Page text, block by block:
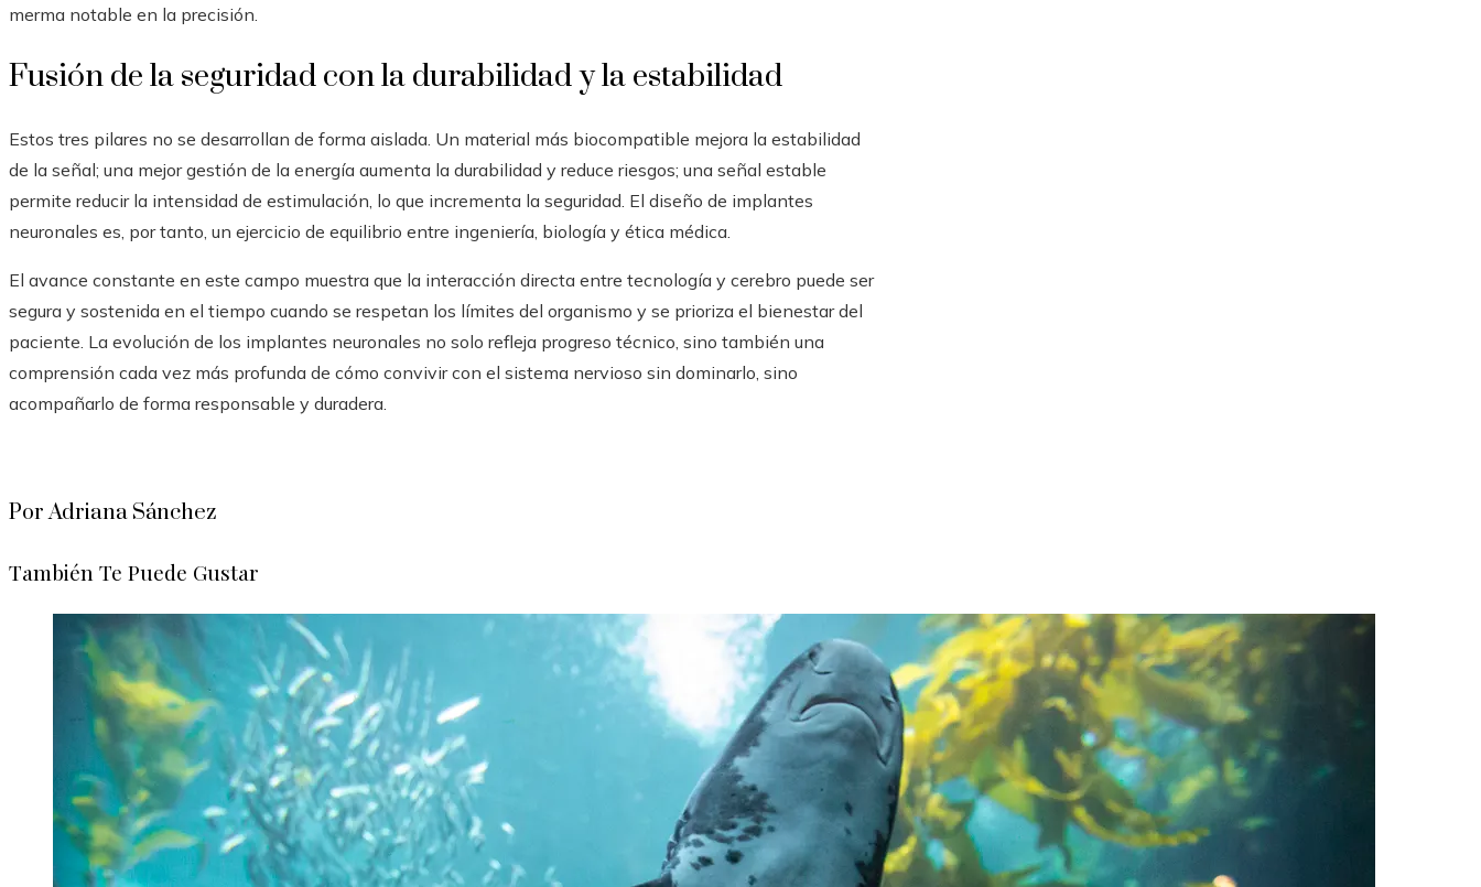
merma notable en la precisión.
Fusión de la seguridad con la durabilidad y la estabilidad
Estos tres pilares no se desarrollan de forma aislada. Un material más biocompatible mejora la estabilidad
de la señal; una mejor gestión de la energía aumenta la durabilidad y reduce riesgos; una señal estable
permite reducir la intensidad de estimulación, lo que incrementa la seguridad. El diseño de implantes
neuronales es, por tanto, un ejercicio de equilibrio entre ingeniería, biología y ética médica.
El avance constante en este campo muestra que la interacción directa entre tecnología y cerebro puede ser
segura y sostenida en el tiempo cuando se respetan los límites del organismo y se prioriza el bienestar del
paciente. La evolución de los implantes neuronales no solo refleja progreso técnico, sino también una
comprensión cada vez más profunda de cómo convivir con el sistema nervioso sin dominarlo, sino
acompañarlo de forma responsable y duradera.
Por Adriana Sánchez
También Te Puede Gustar